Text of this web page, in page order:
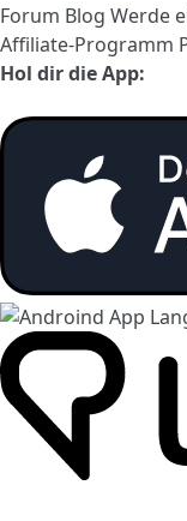
Forum Blog Werde
Affiliate-Programm
Hol dir die App: